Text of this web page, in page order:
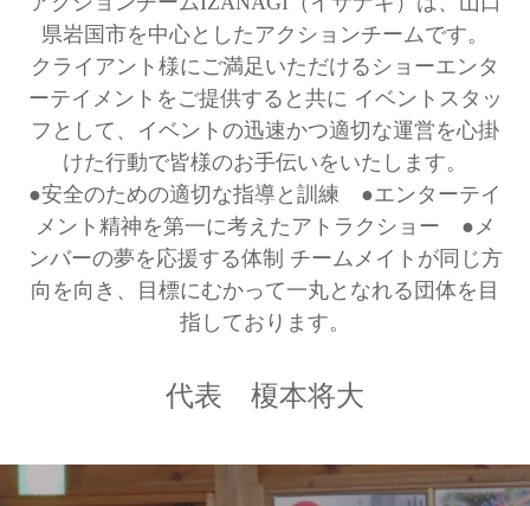
県岩国市を中心としたアクションチームです。
クライアント様にご満足いただけるショーエンタ
ーテイメントをご提供すると共に イベントスタッ
フとして、イベントの迅速かつ適切な運営を心掛
けた行動で皆様のお手伝いをいたします。
●安全のための適切な指導と訓練 ●エンターテイ
メント精神を第一に考えたアトラクショー ●メ
ンバーの夢を応援する体制 チームメイトが同じ方
向を向き、目標にむかって一丸となれる団体を目
指しております。
代表 榎本将大